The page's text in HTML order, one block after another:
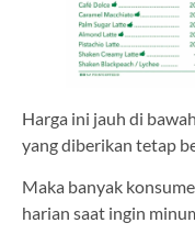
Harga ini jauh di
yang diberikan tetap
Maka banyak
harian saat ingin